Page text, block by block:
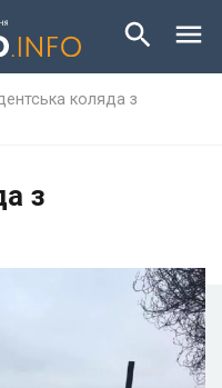
коляда з
з